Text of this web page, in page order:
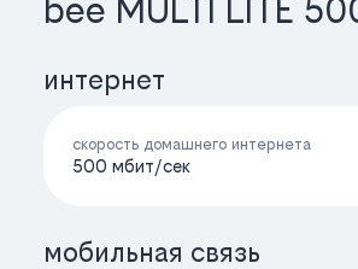
bee MULTI LITE
интернет
скорость домашнего интернета
500 мбит/cек
мобильная связь